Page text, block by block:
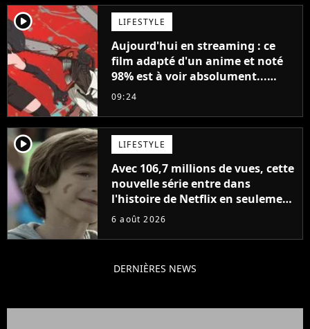
player2 LIFESTYLE
Aujourd'hui en streaming : ce
film adapté d'un anime et noté
98% est à voir absolument...
sinon vous ne comprendrez plus
09:24
player2 LIFESTYLE
Avec 106,7 millions de vues, cette
nouvelle série entre dans
l'histoire de Netflix en seulement
48 jours
6 août 2026
DERNIÈRES NEWS